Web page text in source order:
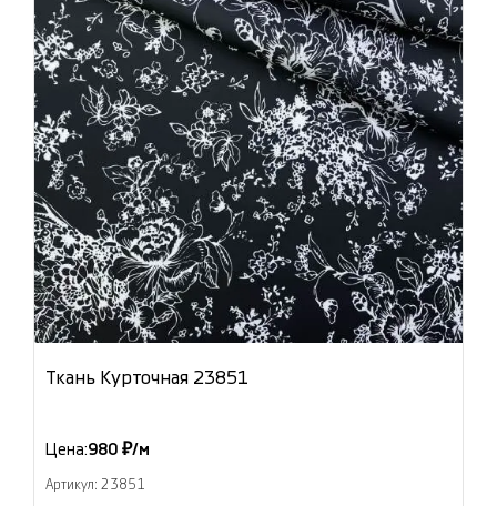
Ткань Курточная 23851
Цена:980 ₽/м
Артикул: 23851